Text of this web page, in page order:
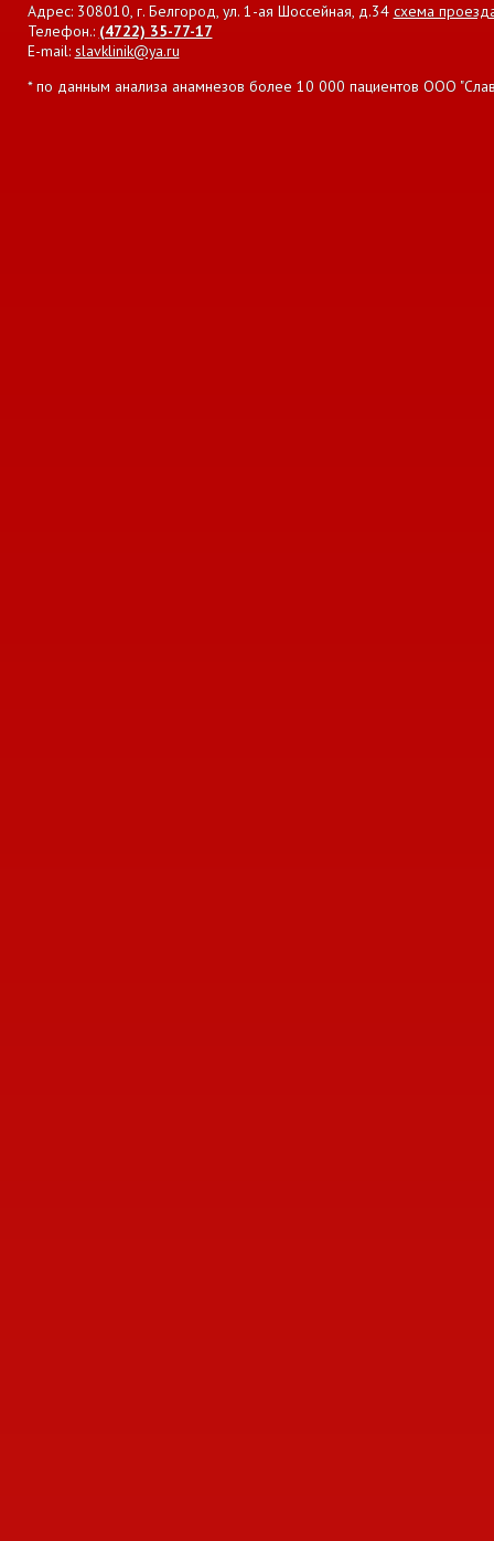
Адрес: 308010, г. Белгород, ул. 1-ая Шоссейная, д.34 схема
Телефон.: (4722) 35-77-17
E-mail: slavklinik@ya.ru
* по данным анализа анамнезов более 10 000 пациентов ООО